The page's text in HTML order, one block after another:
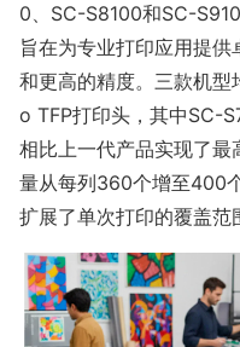
0、SC-S8100和SC-
旨在为专业打印应用提
和更高的精度。三款机
o TFP打印头，其中SC-
相比上一代产品实现了
量从每列360个增至400
扩展了单次打印的覆盖范